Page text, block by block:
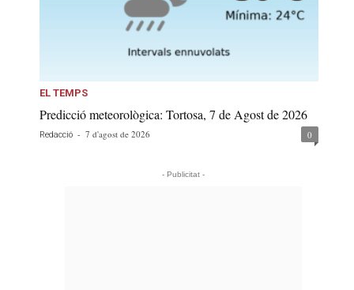
EL TEMPS
Predicció meteorològica: Tortosa, 7 de Agost de 2026
Redacció - 7 d'agost de 2026 0
- Publicitat -